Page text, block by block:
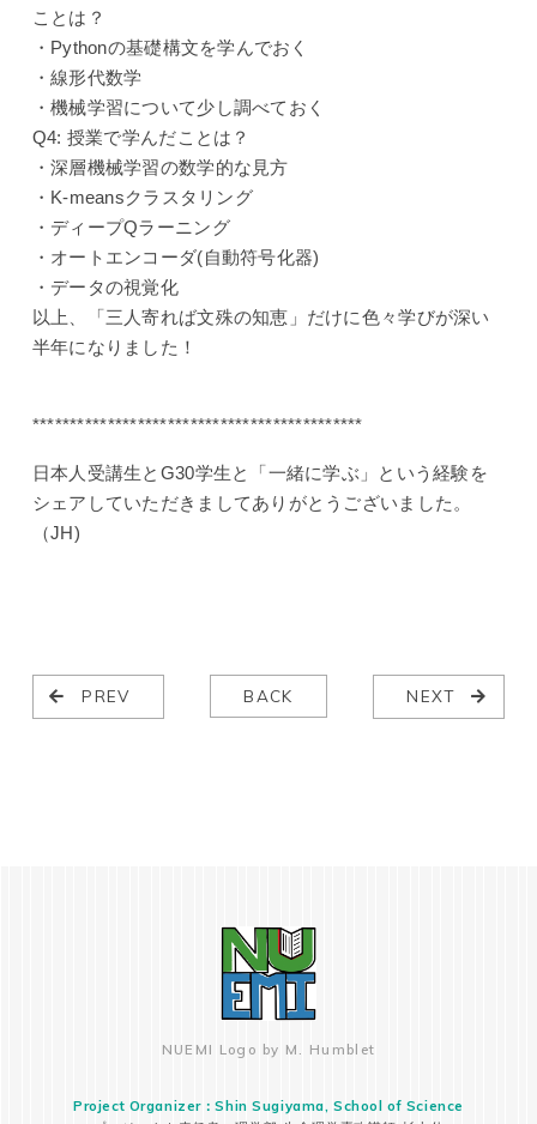
ことは？
・Pythonの基礎構文を学んでおく
・線形代数学
・機械学習について少し調べておく
Q4: 授業で学んだことは？
・深層機械学習の数学的な見方
・K-meansクラスタリング
・ディープQラーニング
・オートエンコーダ(自動符号化器)
・データの視覚化
以上、「三人寄れば文殊の知恵」だけに色々学びが深い
半年になりました！
********************************************
日本人受講生とG30学生と「一緒に学ぶ」という経験を
シェアしていただきましてありがとうございました。
（JH)
NEXT
BACK
PREV
NUEMI Logo by M. Humblet
Project Organizer：Shin Sugiyama, School of Science